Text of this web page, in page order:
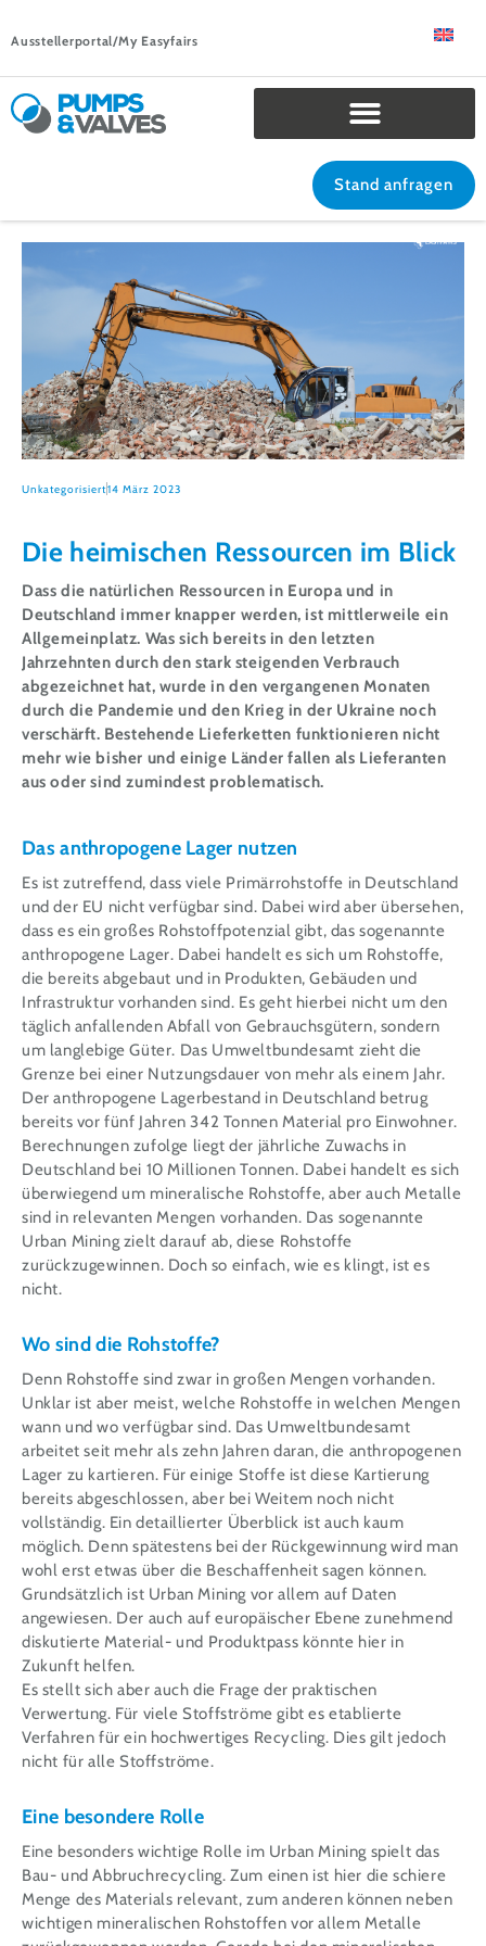
Ausstellerportal/My Easyfairs
Stand anfragen
Unkategorisiert14 März 2023
Die heimischen Ressourcen im Blick
Dass die natürlichen Ressourcen in Europa und in
Deutschland immer knapper werden, ist mittlerweile ein
Allgemeinplatz. Was sich bereits in den letzten
Jahrzehnten durch den stark steigenden Verbrauch
abgezeichnet hat, wurde in den vergangenen Monaten
durch die Pandemie und den Krieg in der Ukraine noch
verschärft. Bestehende Lieferketten funktionieren nicht
mehr wie bisher und einige Länder fallen als Lieferanten
aus oder sind zumindest problematisch.
Das anthropogene Lager nutzen
Es ist zutreffend, dass viele Primärrohstoffe in Deutschland
und der EU nicht verfügbar sind. Dabei wird aber übersehen,
dass es ein großes Rohstoffpotenzial gibt, das sogenannte
anthropogene Lager. Dabei handelt es sich um Rohstoffe,
die bereits abgebaut und in Produkten, Gebäuden und
Infrastruktur vorhanden sind. Es geht hierbei nicht um den
täglich anfallenden Abfall von Gebrauchsgütern, sondern
um langlebige Güter. Das Umweltbundesamt zieht die
Grenze bei einer Nutzungsdauer von mehr als einem Jahr.
Der anthropogene Lagerbestand in Deutschland betrug
bereits vor fünf Jahren 342 Tonnen Material pro Einwohner.
Berechnungen zufolge liegt der jährliche Zuwachs in
Deutschland bei 10 Millionen Tonnen. Dabei handelt es sich
überwiegend um mineralische Rohstoffe, aber auch Metalle
sind in relevanten Mengen vorhanden. Das sogenannte
Urban Mining zielt darauf ab, diese Rohstoffe
zurückzugewinnen. Doch so einfach, wie es klingt, ist es
nicht.
Wo sind die Rohstoffe?
Denn Rohstoffe sind zwar in großen Mengen vorhanden.
Unklar ist aber meist, welche Rohstoffe in welchen Mengen
wann und wo verfügbar sind. Das Umweltbundesamt
arbeitet seit mehr als zehn Jahren daran, die anthropogenen
Lager zu kartieren. Für einige Stoffe ist diese Kartierung
bereits abgeschlossen, aber bei Weitem noch nicht
vollständig. Ein detaillierter Überblick ist auch kaum
möglich. Denn spätestens bei der Rückgewinnung wird man
wohl erst etwas über die Beschaffenheit sagen können.
Grundsätzlich ist Urban Mining vor allem auf Daten
angewiesen. Der auch auf europäischer Ebene zunehmend
diskutierte Material- und Produktpass könnte hier in
Zukunft helfen.
Es stellt sich aber auch die Frage der praktischen
Verwertung. Für viele Stoffströme gibt es etablierte
Verfahren für ein hochwertiges Recycling. Dies gilt jedoch
nicht für alle Stoffströme.
Eine besondere Rolle
Eine besonders wichtige Rolle im Urban Mining spielt das
Bau- und Abbruchrecycling. Zum einen ist hier die schiere
Menge des Materials relevant, zum anderen können neben
wichtigen mineralischen Rohstoffen vor allem Metalle